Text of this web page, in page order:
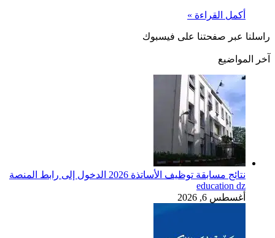
أكمل القراءة »
راسلنا عبر صفحتنا على فيسبوك
آخر المواضيع
نتائج مسابقة توظيف الأساتذة 2026 الدخول إلى رابط المنصة
education dz
أغسطس 6, 2026